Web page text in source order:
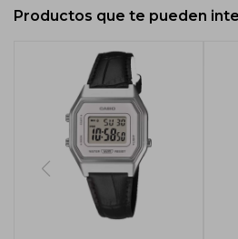
Productos que te pueden